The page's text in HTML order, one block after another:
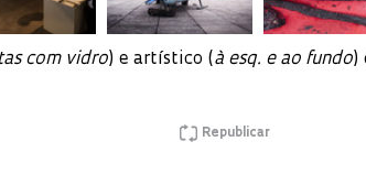
com vidro) e artístico (à esq. e ao fundo)
Republicar